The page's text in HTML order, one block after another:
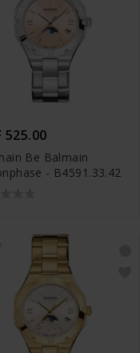
525.00
Be Balmain
- B4591.33.42